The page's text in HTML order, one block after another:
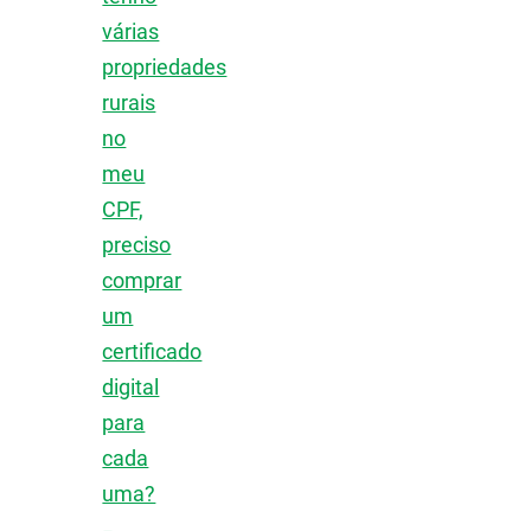
várias
propriedades
rurais
no
meu
CPF,
preciso
comprar
um
certificado
digital
para
cada
uma?